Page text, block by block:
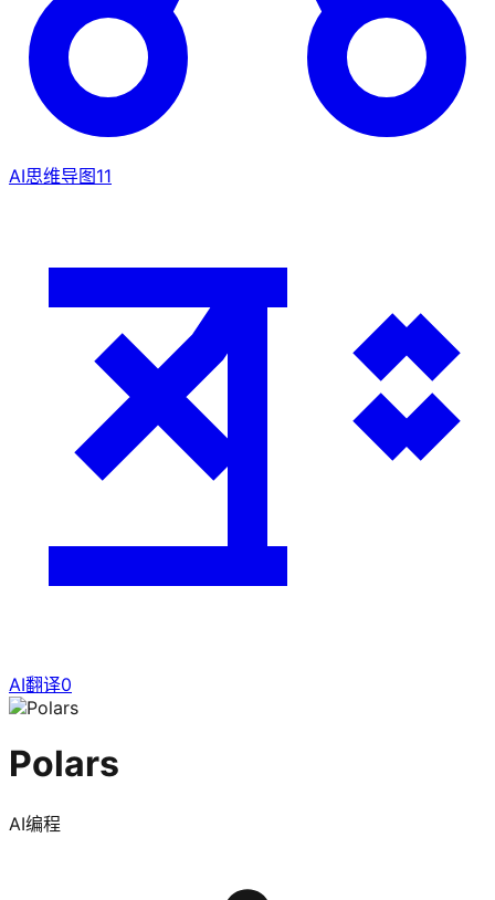
AI思维导图11
AI翻译0
Polars
AI编程